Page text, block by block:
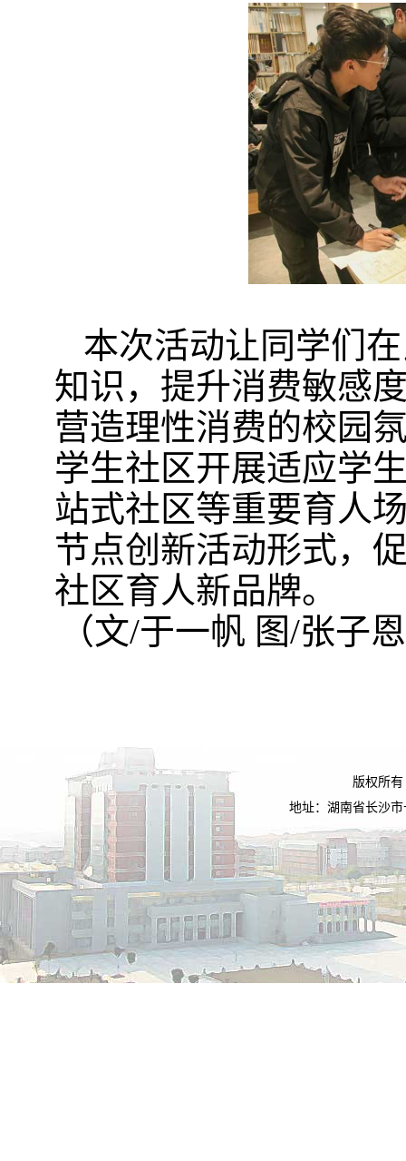
本次活动让同学们
知识，提升消费敏感
营造理性消费的校园
学生社区开展适应学
站式社区等重要育人
节点创新活动形式，
社区育人新品牌。
（文/于一帆 图/张子恩
版权所
地址：湖南省长沙